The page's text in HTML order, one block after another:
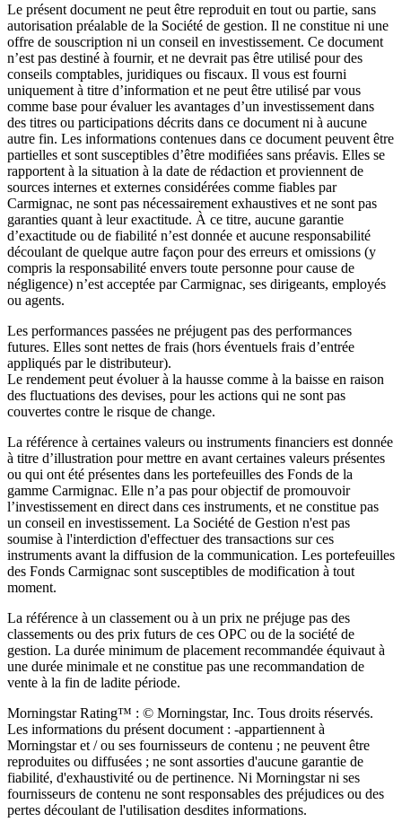
Le présent document ne peut être reproduit en tout ou partie, sans
autorisation préalable de la Société de gestion. Il ne constitue ni une
offre de souscription ni un conseil en investissement. Ce document
n’est pas destiné à fournir, et ne devrait pas être utilisé pour des
conseils comptables, juridiques ou fiscaux. Il vous est fourni
uniquement à titre d’information et ne peut être utilisé par vous
comme base pour évaluer les avantages d’un investissement dans
des titres ou participations décrits dans ce document ni à aucune
autre fin. Les informations contenues dans ce document peuvent être
partielles et sont susceptibles d’être modifiées sans préavis. Elles se
rapportent à la situation à la date de rédaction et proviennent de
sources internes et externes considérées comme fiables par
Carmignac, ne sont pas nécessairement exhaustives et ne sont pas
garanties quant à leur exactitude. À ce titre, aucune garantie
d’exactitude ou de fiabilité n’est donnée et aucune responsabilité
découlant de quelque autre façon pour des erreurs et omissions (y
compris la responsabilité envers toute personne pour cause de
négligence) n’est acceptée par Carmignac, ses dirigeants, employés
ou agents.
Les performances passées ne préjugent pas des performances
futures. Elles sont nettes de frais (hors éventuels frais d’entrée
appliqués par le distributeur).
Le rendement peut évoluer à la hausse comme à la baisse en raison
des fluctuations des devises, pour les actions qui ne sont pas
couvertes contre le risque de change.
La référence à certaines valeurs ou instruments financiers est donnée
à titre d’illustration pour mettre en avant certaines valeurs présentes
ou qui ont été présentes dans les portefeuilles des Fonds de la
gamme Carmignac. Elle n’a pas pour objectif de promouvoir
l’investissement en direct dans ces instruments, et ne constitue pas
un conseil en investissement. La Société de Gestion n'est pas
soumise à l'interdiction d'effectuer des transactions sur ces
instruments avant la diffusion de la communication. Les portefeuilles
des Fonds Carmignac sont susceptibles de modification à tout
moment.
La référence à un classement ou à un prix ne préjuge pas des
classements ou des prix futurs de ces OPC ou de la société de
gestion. La durée minimum de placement recommandée équivaut à
une durée minimale et ne constitue pas une recommandation de
vente à la fin de ladite période.
Morningstar Rating™ : © Morningstar, Inc. Tous droits réservés.
Les informations du présent document : -appartiennent à
Morningstar et / ou ses fournisseurs de contenu ; ne peuvent être
reproduites ou diffusées ; ne sont assorties d'aucune garantie de
fiabilité, d'exhaustivité ou de pertinence. Ni Morningstar ni ses
fournisseurs de contenu ne sont responsables des préjudices ou des
pertes découlant de l'utilisation desdites informations.